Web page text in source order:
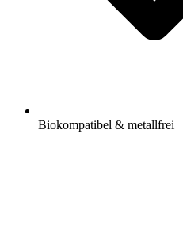
Biokompatibel & metallfrei